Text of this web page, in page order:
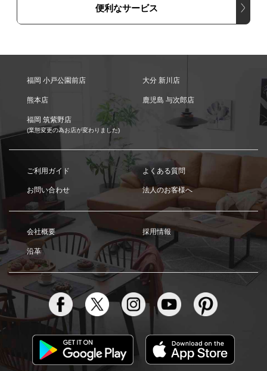
便利なサービス
福岡 小戸公園前店 大分 新川店
熊本店 鹿児島 与次郎店
福岡 筑紫野店
(業態変更の為お店が変わりました)
ご利用ガイド よくある質問
お問い合わせ 法人のお客様へ
会社概要 採用情報
沿革